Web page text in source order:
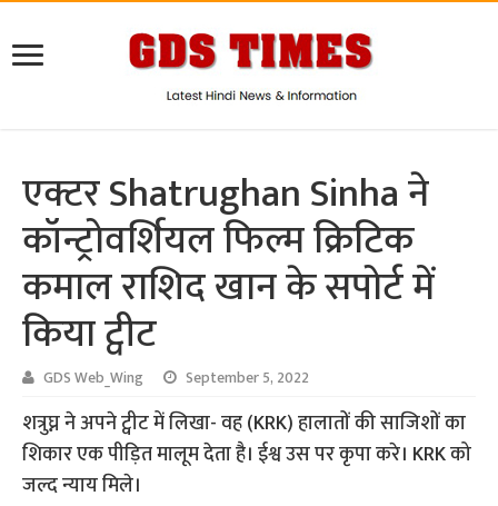
एक्टर Shatrughan Sinha ने
कॉन्ट्रोवर्शियल फिल्म क्रिटिक
कमाल राशिद खान के सपोर्ट में
किया ट्वीट
GDS Web_Wing September 5, 2022
शत्रुघ्न ने अपने ट्वीट में लिखा- वह (KRK) हालातों की साजिशों का
शिकार एक पीड़ित मालूम देता है। ईश्व उस पर कृपा करे। KRK को
जल्द न्याय मिले।